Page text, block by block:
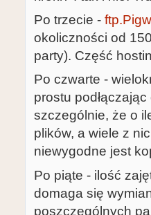
Po trzecie -
okoliczności od
party). Część
Po czwarte -
prostu
szczególnie, że o
plików, a wiele z
niewygodne jest
Po piąte - ilość
domaga się
poszczególnych